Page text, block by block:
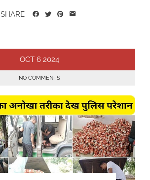
SHARE
OCT 6 2024
NO COMMENTS